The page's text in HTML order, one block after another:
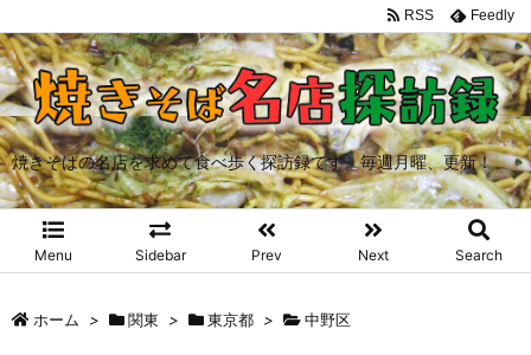
焼きそばの名店を求めて食べ歩く探訪録です。毎週月曜、更新！
Menu Sidebar Prev Next Search
RSS Feedly
ホーム > 関東 > 東京都 > 中野区